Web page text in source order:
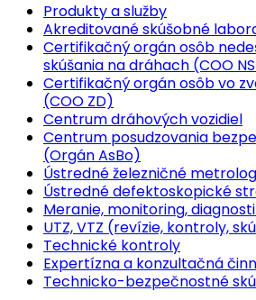
Produkty a služby
Akreditované skúšobné
Certifikačný orgán osôb
skúšania na dráhach (COO
Certifikačný orgán osôb vo
(COO ZD)
Centrum dráhových vozidiel
Centrum posudzovania
(Orgán AsBo)
Ústredné železničné
Ústredné defektoskopické
Meranie, monitoring,
UTZ, VTZ (revízie, kontroly,
Technické kontroly
Expertízna a konzultačná
Technicko-bezpečnostné